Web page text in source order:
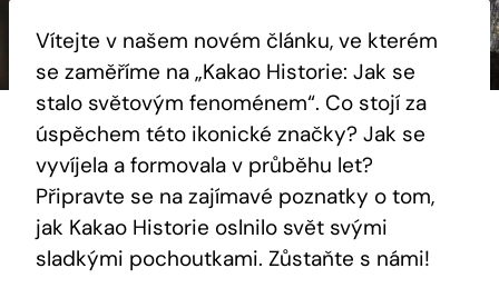
Vítejte v ⁣našem novém článku, ve kterém
⁣se zaměříme na „Kakao Historie:‌ Jak⁣ se
stalo světovým fenoménem“. Co stojí za
úspěchem této ikonické značky? Jak se
vyvíjela a ‌formovala v ⁣průběhu let?
Připravte se na zajímavé poznatky o tom,
‌jak Kakao Historie oslnilo svět svými
sladkými ⁢pochoutkami. Zůstaňte s námi!